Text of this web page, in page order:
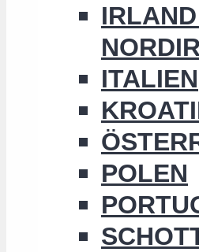
ITALIEN
POLEN